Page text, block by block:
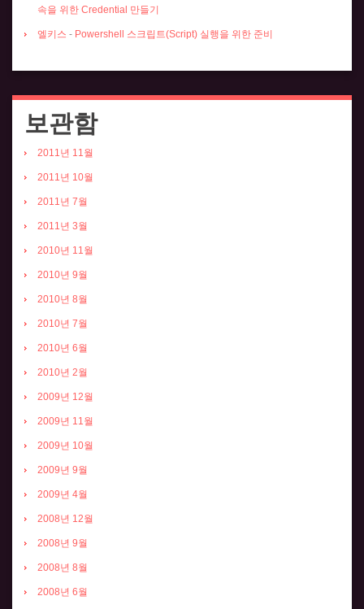
속을 위한 Credential 만들기
엘키스 - Powershell 스크립트(Script) 실행을 위한 준비
보관함
2011년 11월
2011년 10월
2011년 7월
2011년 3월
2010년 11월
2010년 9월
2010년 8월
2010년 7월
2010년 6월
2010년 2월
2009년 12월
2009년 11월
2009년 10월
2009년 9월
2009년 4월
2008년 12월
2008년 9월
2008년 8월
2008년 6월